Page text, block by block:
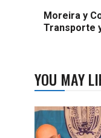
Moreira y
Transporte
YOU MAY